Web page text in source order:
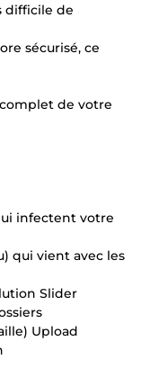
difficile de
sécurisé, ce
de votre
infectent votre
qui vient avec les
Slider
Upload